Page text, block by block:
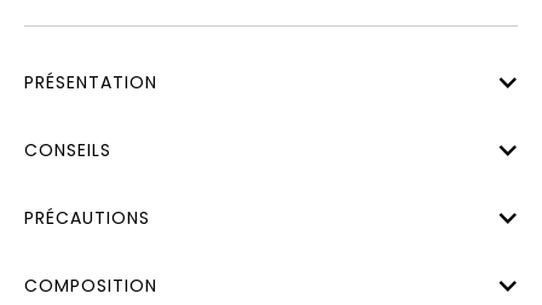
PRÉSENTATION
CONSEILS
PRÉCAUTIONS
COMPOSITION